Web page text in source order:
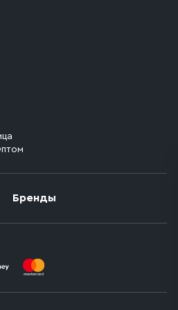
места назначения
въезд, то Покупателю
стоимость въезда
Бренды